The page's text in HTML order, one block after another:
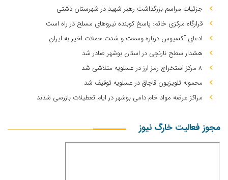
جزئیات مراسم بزرگداشت رهبر شهید در شهرستان دشتی
قرارگاه مرکزی خاتم: پاسخ کوبنده نیروهای مسلح در راه است
ادعای آکسیوس درباره وسعت و شدت حملات اخیر به ایران
هشدار سطح نارنجی در استان بوشهر صادر شد
۸ مرکز استخراج رمز ارز در عسلویه متلاشی شد
محموله تلویزیون قاچاق در عسلویه توقیف شد
مراکز عرضه مواد خام دامی بوشهر در ایام تعطیلات بازرسی شدند
مجوز فعالیت خارگ نیوز